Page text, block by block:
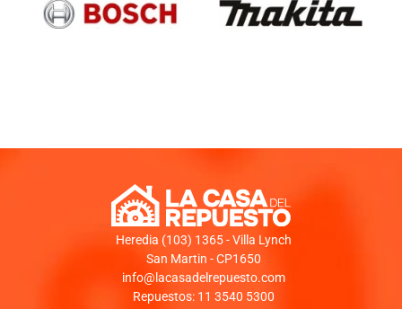
Heredia (103) 1365 - Villa Lynch
San Martin - CP1650
info@lacasadelrepuesto.com
Repuestos: 11 3540 5300